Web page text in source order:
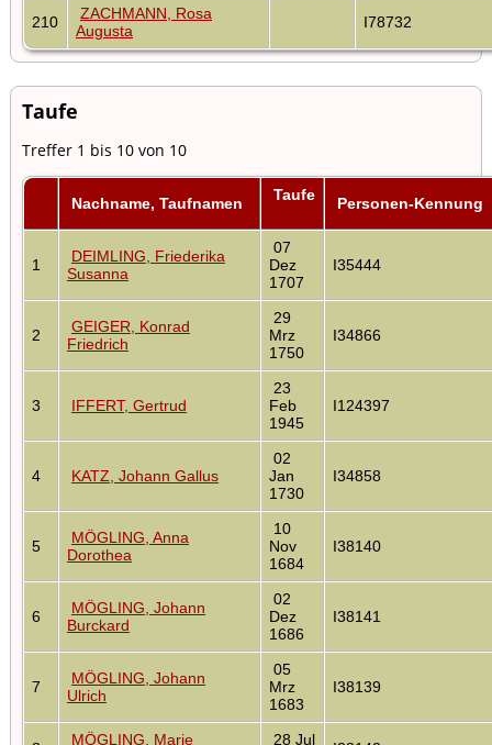
210
ZACHMANN, Rosa
Augusta
I78732
Taufe
Treffer 1 bis 10 von 10
Nachname, Taufnamen Taufe Personen-Kennung
1
DEIMLING, Friederika
Susanna
07
Dez
1707
I35444
2
GEIGER, Konrad
Friedrich
29
Mrz
1750
I34866
3 IFFERT, Gertrud
23
Feb
1945
I124397
4 KATZ, Johann Gallus
02
Jan
1730
I34858
5
MÖGLING, Anna
Dorothea
10
Nov
1684
I38140
6
MÖGLING, Johann
Burckard
02
Dez
1686
I38141
7
MÖGLING, Johann
Ulrich
05
Mrz
1683
I38139
MÖGLING, Marie 28 Jul